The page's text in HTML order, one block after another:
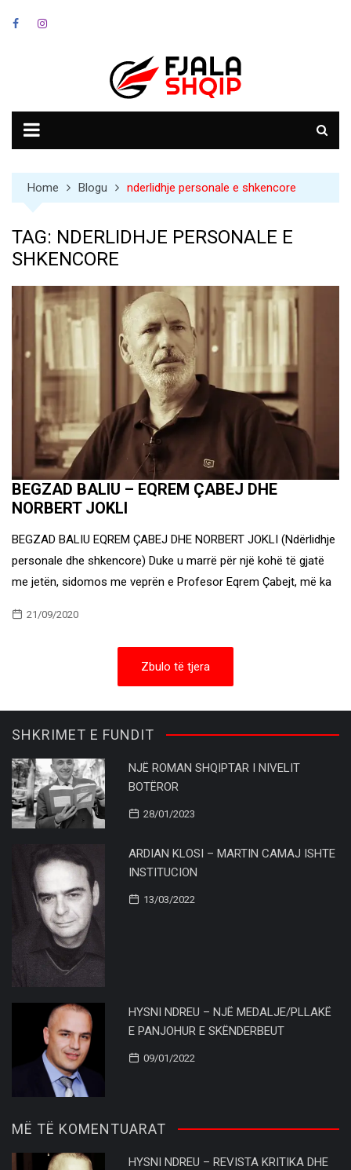
Home Blogu nderlidhje personale e shkencore
TAG: NDERLIDHJE PERSONALE E
SHKENCORE
BEGZAD BALIU – EQREM ÇABEJ DHE
NORBERT JOKLI
BEGZAD BALIU EQREM ÇABEJ DHE NORBERT JOKLI (Ndërlidhje
personale dhe shkencore) Duke u marrë për një kohë të gjatë
me jetën, sidomos me veprën e Profesor Eqrem Çabejt, më ka
21/09/2020
Zbulo të tjera
SHKRIMET E FUNDIT
NJË ROMAN SHQIPTAR I NIVELIT
BOTËROR
28/01/2023
ARDIAN KLOSI – MARTIN CAMAJ ISHTE
INSTITUCION
13/03/2022
HYSNI NDREU – NJË MEDALJE/PLLAKË
E PANJOHUR E SKËNDERBEUT
09/01/2022
MË TË KOMENTUARAT
HYSNI NDREU – REVISTA KRITIKA DHE